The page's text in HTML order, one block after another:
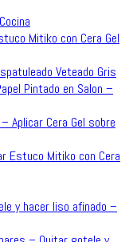
Mitiko con Cera Gel
Veteado Gris
Pintado en Salon –
Aplicar Cera Gel sobre
Estuco Mitiko con Cera
y hacer liso afinado –